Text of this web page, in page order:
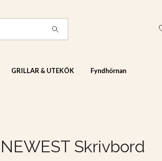
GRILLAR & UTEKÖK Fyndhörnan
NEWEST Skrivbord